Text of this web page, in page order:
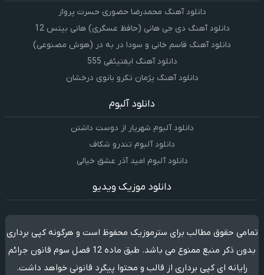
دانلود آهنگ محمدرضا حضورى حسرت پرواز
دانلود آهنگ دی جی هانی (حافظ عسگری) هانی بیتس 12
دانلود آهنگ قاسم خانی و سودا در به در (هوش مصنوعی)
دانلود آهنگ ایفتیئفی 555
دانلود آهنگ پژمان تکرو بانوی درخشان
دانلود آلبوم
دانلود آلبوم شهریار از دوست داشتن
دانلود آلبوم تندرو شکاف
دانلود آلبوم امید آذر عشق خیالی
دانلود موزیک ویدیو
تمامی حقوق مطالب برای سترموزیک محفوظ است و هرگونه کپی برداری
بدون ذکر منبع ممنوع می باشد. طبق ماده 12 فصل سوم قانون جرائم
رایانه ای کپی برداری از قالب و محتوا پیگرد قانونی خواهد داشت.